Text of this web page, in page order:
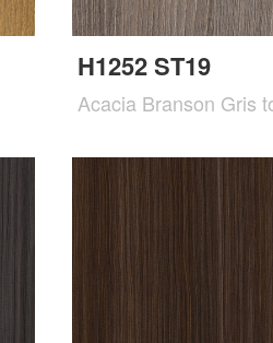
H1252 ST19
Acacia Branson Gris